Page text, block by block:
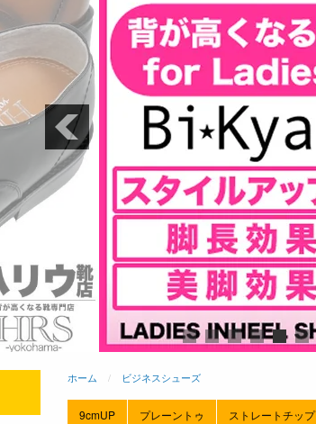
ホーム ビジネスシューズ
9cmUP プレーントゥ ストレートチップ